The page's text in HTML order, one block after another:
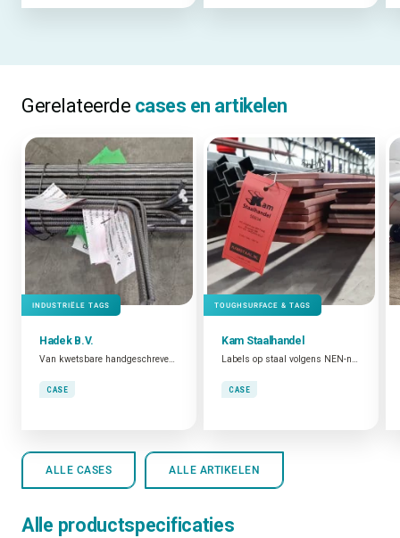
Gerelateerde cases en artikelen
INDUSTRIËLE TAGS
Hadek B.V.
CASE
TOUGHSURFACE & TAGS
Kam Staalhandel
CASE
ALLE CASES ALLE ARTIKELEN
Alle productspecificaties